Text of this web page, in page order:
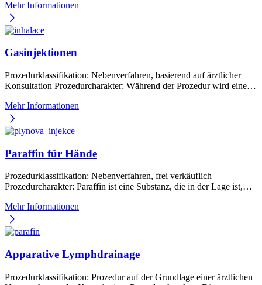
Mehr Informationen
Gasinjektionen
Prozedurklassifikation: Nebenverfahren, basierend auf ärztlicher
Konsultation Prozedurcharakter: Während der Prozedur wird eine…
Mehr Informationen
Paraffin für Hände
Prozedurklassifikation: Nebenverfahren, frei verkäuflich
Prozedurcharakter: Paraffin ist eine Substanz, die in der Lage ist,…
Mehr Informationen
Apparative Lymphdrainage
Prozedurklassifikation: Prozedur auf der Grundlage einer ärztlichen